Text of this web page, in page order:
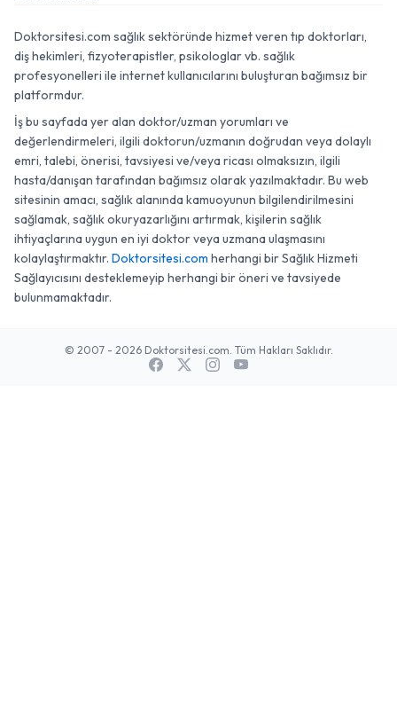
Doktorsitesi.com sağlık sektöründe hizmet veren tıp doktorları,
diş hekimleri, fizyoterapistler, psikologlar vb. sağlık
profesyonelleri ile internet kullanıcılarını buluşturan bağımsız bir
platformdur.
İş bu sayfada yer alan doktor/uzman yorumları ve
değerlendirmeleri, ilgili doktorun/uzmanın doğrudan veya dolaylı
emri, talebi, önerisi, tavsiyesi ve/veya ricası olmaksızın, ilgili
hasta/danışan tarafından bağımsız olarak yazılmaktadır. Bu web
sitesinin amacı, sağlık alanında kamuoyunun bilgilendirilmesini
sağlamak, sağlık okuryazarlığını artırmak, kişilerin sağlık
ihtiyaçlarına uygun en iyi doktor veya uzmana ulaşmasını
kolaylaştırmaktır. Doktorsitesi.com herhangi bir Sağlık Hizmeti
Sağlayıcısını desteklemeyip herhangi bir öneri ve tavsiyede
bulunmamaktadır.
© 2007 - 2026 Doktorsitesi.com. Tüm Hakları Saklıdır.